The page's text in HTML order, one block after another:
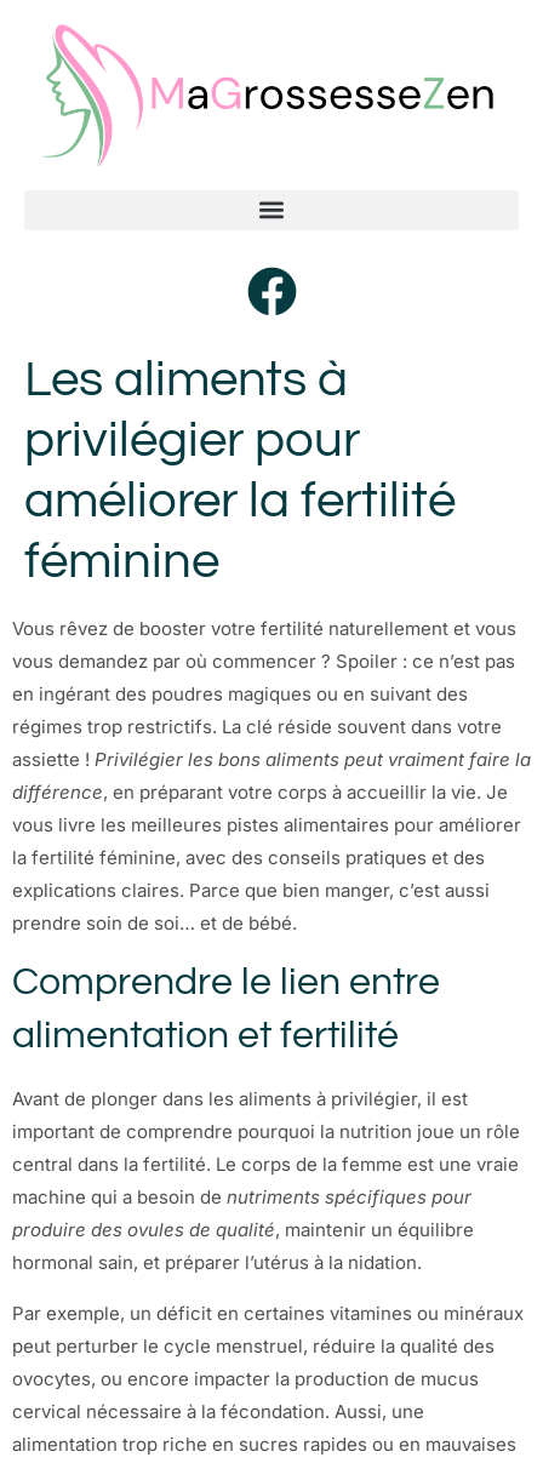
Les aliments à
privilégier pour
améliorer la fertilité
féminine
Vous rêvez de booster votre fertilité naturellement et vous
vous demandez par où commencer ? Spoiler : ce n’est pas
en ingérant des poudres magiques ou en suivant des
régimes trop restrictifs. La clé réside souvent dans votre
assiette ! Privilégier les bons aliments peut vraiment faire la
différence, en préparant votre corps à accueillir la vie. Je
vous livre les meilleures pistes alimentaires pour améliorer
la fertilité féminine, avec des conseils pratiques et des
explications claires. Parce que bien manger, c’est aussi
prendre soin de soi… et de bébé.
Comprendre le lien entre
alimentation et fertilité
Avant de plonger dans les aliments à privilégier, il est
important de comprendre pourquoi la nutrition joue un rôle
central dans la fertilité. Le corps de la femme est une vraie
machine qui a besoin de nutriments spécifiques pour
produire des ovules de qualité, maintenir un équilibre
hormonal sain, et préparer l’utérus à la nidation.
Par exemple, un déficit en certaines vitamines ou minéraux
peut perturber le cycle menstruel, réduire la qualité des
ovocytes, ou encore impacter la production de mucus
cervical nécessaire à la fécondation. Aussi, une
alimentation trop riche en sucres rapides ou en mauvaises